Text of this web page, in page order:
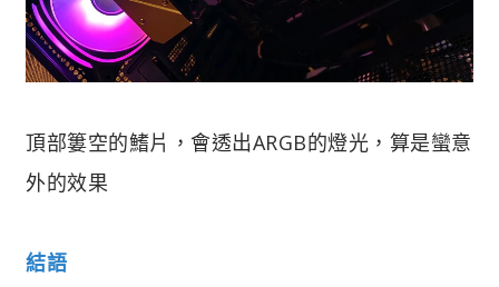
頂部簍空的鰭片，會透出ARGB的燈光，算是蠻意
外的效果
結語